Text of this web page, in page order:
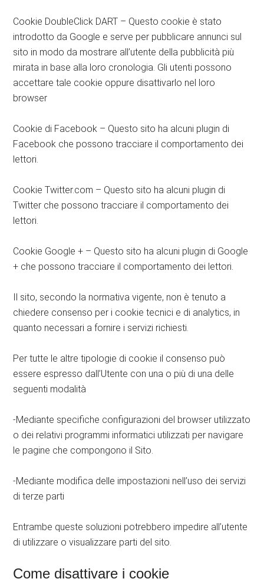
Cookie DoubleClick DART – Questo cookie è stato
introdotto da Google e serve per pubblicare annunci sul
sito in modo da mostrare all’utente della pubblicità più
mirata in base alla loro cronologia. Gli utenti possono
accettare tale cookie oppure disattivarlo nel loro
browser
Cookie di Facebook – Questo sito ha alcuni plugin di
Facebook che possono tracciare il comportamento dei
lettori.
Cookie Twitter.com – Questo sito ha alcuni plugin di
Twitter che possono tracciare il comportamento dei
lettori.
Cookie Google + – Questo sito ha alcuni plugin di Google
+ che possono tracciare il comportamento dei lettori.
Il sito, secondo la normativa vigente, non è tenuto a
chiedere consenso per i cookie tecnici e di analytics, in
quanto necessari a fornire i servizi richiesti.
Per tutte le altre tipologie di cookie il consenso può
essere espresso dall’Utente con una o più di una delle
seguenti modalità
-Mediante specifiche configurazioni del browser utilizzato
o dei relativi programmi informatici utilizzati per navigare
le pagine che compongono il Sito.
-Mediante modifica delle impostazioni nell’uso dei servizi
di terze parti
Entrambe queste soluzioni potrebbero impedire all’utente
di utilizzare o visualizzare parti del sito.
Come disattivare i cookie